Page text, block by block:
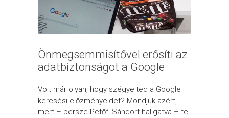
Önmegsemmisítővel erősíti az
adatbiztonságot a Google
Volt már olyan, hogy szégyelted a Google
keresési előzményeidet? Mondjuk azért,
mert – persze Petőfi Sándort hallgatva – te